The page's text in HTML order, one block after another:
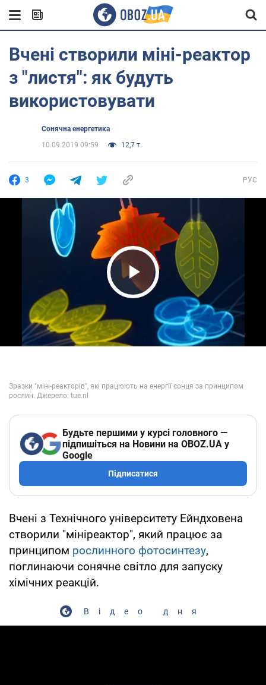
Вчені створили міні-реактор
з "листя": як будуть
використовувати
Сонячна енергетика
10.09.2019 09:59
12,7 т.
3 РУС
Play Video
Будьте першими у курсі головного —
підпишіться на Новини на OBOZ.UA у
Google
Підписатися
Вчені з Технічного університету Ейндховена
створили "мініреактор", який працює за
принципом рослинного фотосинтезу,
поглинаючи сонячне світло для запуску
хімічних реакцій.
Відео дня